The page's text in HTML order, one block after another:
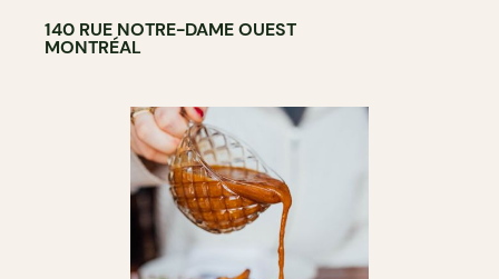
140 RUE NOTRE-DAME OUEST
MONTRÉAL